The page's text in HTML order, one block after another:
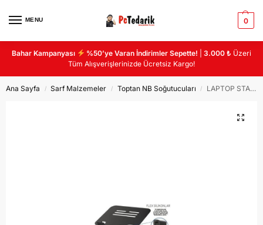
MENU 0
Bahar Kampanyası %50’ye Varan İndirimler Sepette! |3.000 ₺ Üzeri
Tüm Alışverişlerinizde Ücretsiz Kargo!
Ana Sayfa / Sarf Malzemeler / Toptan NB Soğutucuları / LAPTOP STAND GOBAX SOGUTUCU